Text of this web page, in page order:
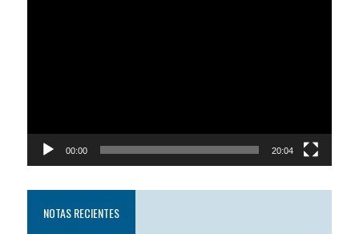
00:00 20:04
NOTAS RECIENTES